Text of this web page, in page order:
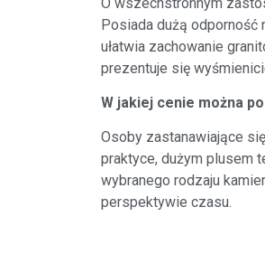
Posiada dużą odporność
ułatwia zachowanie
prezentuje się
W jakiej cenie można
Osoby zastanawiające
praktyce, dużym plusem
wybranego rodzaju
perspektywie czasu.